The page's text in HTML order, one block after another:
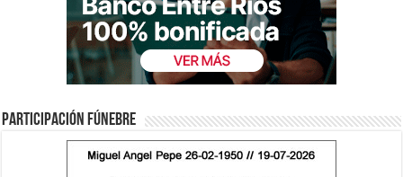
Participación fúnebre